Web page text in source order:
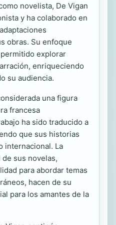
novelista, De Vigan
y ha colaborado en
obras. Su enfoque
explorar
enriqueciendo
su audiencia.
una figura
francesa
ha sido traducido a
que sus historias
internacional. La
sus novelas,
para abordar temas
hacen de su
para los amantes de la